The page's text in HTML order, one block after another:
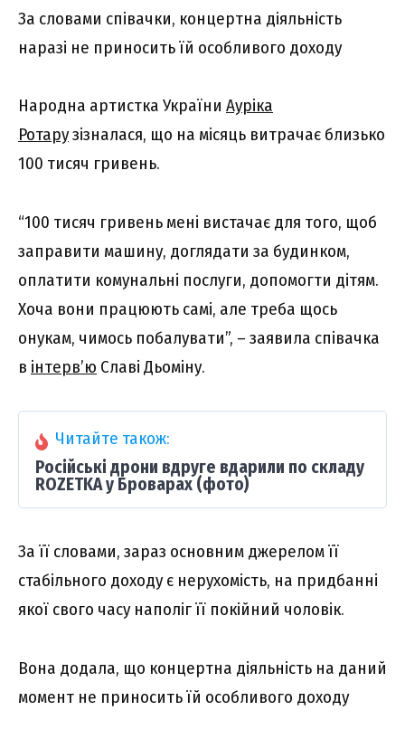
За словами співачки, концертна діяльність
наразі не приносить їй особливого доходу
Народна артистка України Ауріка
Ротарузізналася, що на місяць витрачає близько
100 тисяч гривень.
“100 тисяч гривень мені вистачає для того, щоб
заправити машину, доглядати за будинком,
оплатити комунальні послуги, допомогти дітям.
Хоча вони працюють самі, але треба щось
онукам, чимось побалувати”, – заявила співачка
в інтерв’ю Славі Дьоміну.
Читайте також:
Російські дрони вдруге вдарили по складу
ROZETKA у Броварах (фото)
За її словами, зараз основним джерелом її
стабільного доходу є нерухомість, на придбанні
якої свого часу наполіг її покійний чоловік.
Вона додала, що концертна діяльність на даний
момент не приносить їй особливого доходу